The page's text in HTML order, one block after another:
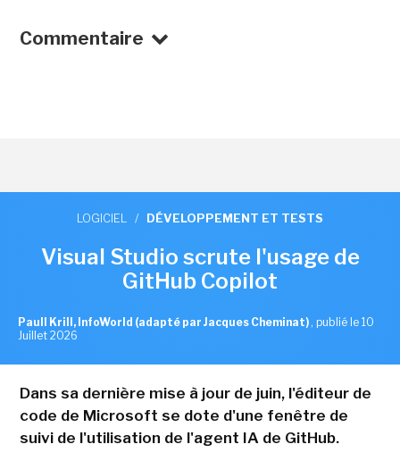
Commentaire
LOGICIEL / DÉVELOPPEMENT ET TESTS
Visual Studio scrute l'usage de
GitHub Copilot
Paull Krill, InfoWorld (adapté par Jacques Cheminat) , publié le 10
Juillet 2026
Dans sa dernière mise à jour de juin, l'éditeur de
code de Microsoft se dote d'une fenêtre de
suivi de l'utilisation de l'agent IA de GitHub.